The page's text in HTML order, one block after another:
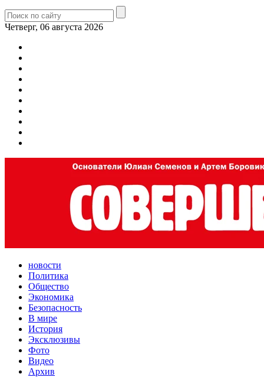
Четверг, 06 августа 2026
новости
Политика
Общество
Экономика
Безопасность
В мире
История
Эксклюзивы
Фото
Видео
Архив